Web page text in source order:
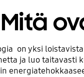
Mitä
on yksi
ja luo taitavasti